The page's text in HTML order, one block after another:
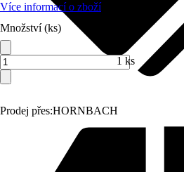
Prodej přes:HORNBACH
Více informací o zboží
Množství (ks)
1 ks